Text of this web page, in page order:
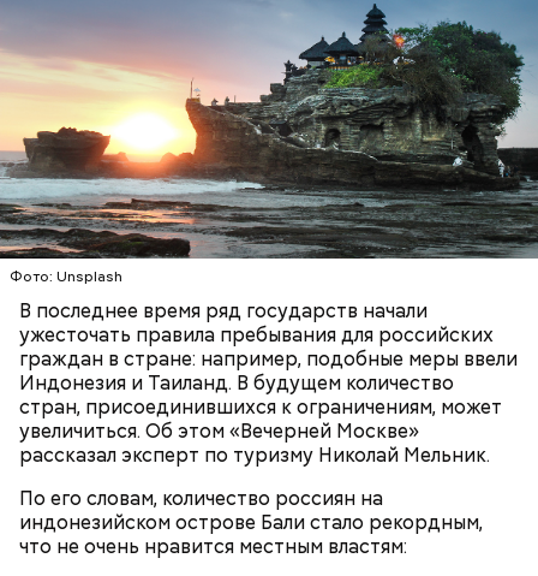
Фото: Unsplash
В последнее время ряд государств начали
ужесточать правила пребывания для российских
граждан в стране: например, подобные меры ввели
Индонезия и Таиланд. В будущем количество
стран, присоединившихся к ограничениям, может
увеличиться. Об этом «Вечерней Москве»
рассказал эксперт по туризму Николай Мельник.
По его словам, количество россиян на
индонезийском острове Бали стало рекордным,
что не очень нравится местным властям:
Он также рассказал, что появление шаровых
молний не редкость и в Москве.
ниже. Август — основное время. Оно совпадает с
максимальной активностью гроз: конец июля —
начало августа, — добавил Бычков.
— Каждый год 26 апреля ездим на Митинское
кладбище. Для нас это важная дата. Потом
собираемся где-нибудь за столом и говорим о
личном, не о катастрофе, — добавляет он.